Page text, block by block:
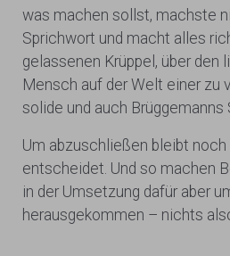
was machen sollst, machste
Sprichwort und macht alles
gelassenen Krüppel, über den
Mensch auf der Welt einer zu
solide und auch
Um abzuschließen bleibt
entscheidet. Und so machen
in der Umsetzung dafür aber
herausgekommen – nichts